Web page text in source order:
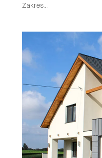
Zakres...